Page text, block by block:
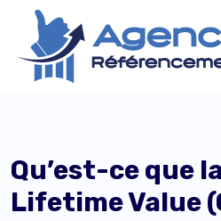
Qu’est-ce que
Lifetime Value